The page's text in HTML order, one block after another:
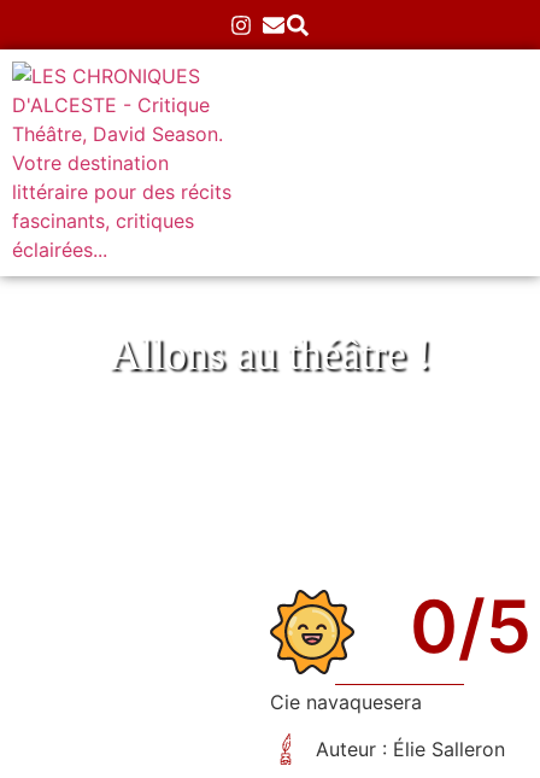
Allons au théâtre !
0/5
Cie navaquesera
Auteur : Élie Salleron